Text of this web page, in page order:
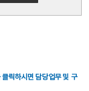
릭하시면 담당업무 및 구